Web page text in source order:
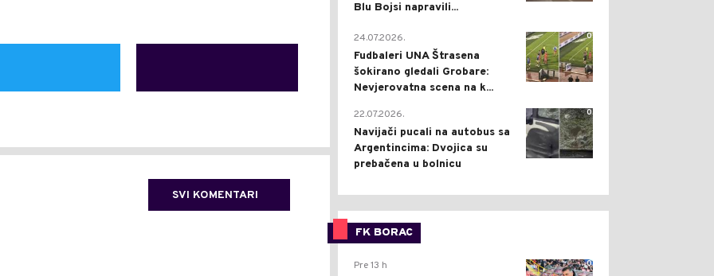
SVI KOMENTARI
Blu Bojsi napravili...
0
24.07.2026.
Fudbaleri UNA Štrasena
šokirano gledali Grobare:
Nevjerovatna scena na k...
0
22.07.2026.
Navijači pucali na autobus sa
Argentincima: Dvojica su
prebačena u bolnicu
FK BORAC
0
Pre 13 h